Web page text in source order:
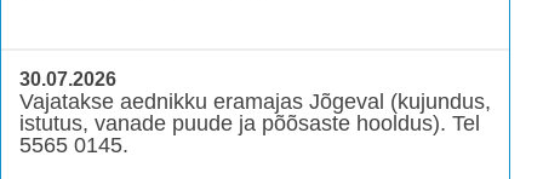
30.07.2026
Vajatakse aednikku eramajas Jõgeval (kujundus,
istutus, vanade puude ja põõsaste hooldus). Tel
5565 0145.